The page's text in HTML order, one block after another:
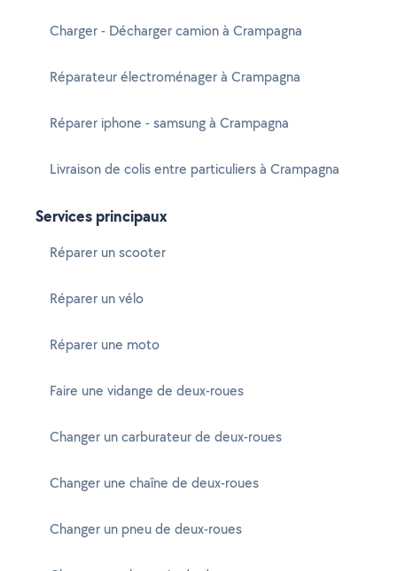
Charger - Décharger camion à Crampagna
Réparateur électroménager à Crampagna
Réparer iphone - samsung à Crampagna
Livraison de colis entre particuliers à Crampagna
Services principaux
Réparer un scooter
Réparer un vélo
Réparer une moto
Faire une vidange de deux-roues
Changer un carburateur de deux-roues
Changer une chaîne de deux-roues
Changer un pneu de deux-roues